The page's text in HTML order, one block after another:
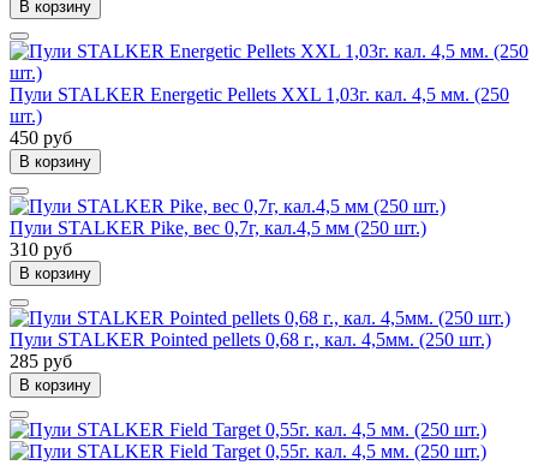
В корзину
Пули STALKER Energetic Pellets XXL 1,03г. кал. 4,5 мм. (250
шт.)
450 руб
В корзину
Пули STALKER Pike, вес 0,7г, кал.4,5 мм (250 шт.)
310 руб
В корзину
Пули STALKER Pointed pellets 0,68 г., кал. 4,5мм. (250 шт.)
285 руб
В корзину